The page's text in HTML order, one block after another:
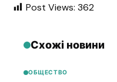
Post Views: 362
Схожі новини
ОБЩЕСТВО